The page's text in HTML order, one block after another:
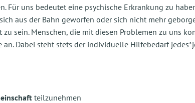
Für uns bedeutet eine psychische Erkrankung zu
aus der Bahn geworfen oder sich nicht mehr
sein. Menschen, die mit diesen Problemen zu uns
Dabei steht stets der individuelle Hilfebedarf
teilzunehmen